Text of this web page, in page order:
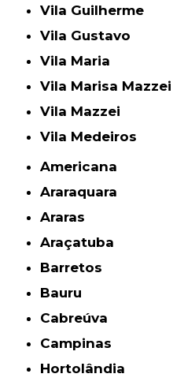
Vila Guilherme
Vila Gustavo
Vila Maria
Vila Marisa Mazzei
Vila Mazzei
Vila Medeiros
Americana
Araraquara
Araras
Araçatuba
Barretos
Bauru
Cabreúva
Campinas
Hortolândia